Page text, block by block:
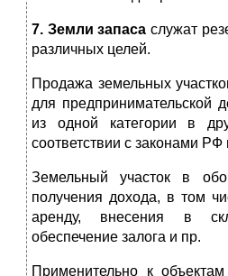
7. Земли запаса служат
различных целей.
Продажа земельных
для предпринимательской
из одной категории в
соответствии с законами
Земельный участок в
получения дохода, в том
аренду, внесения в
обеспечение залога и пр.
Применительно к объектам